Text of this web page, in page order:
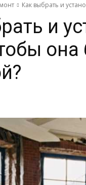
Как выбрать и
и